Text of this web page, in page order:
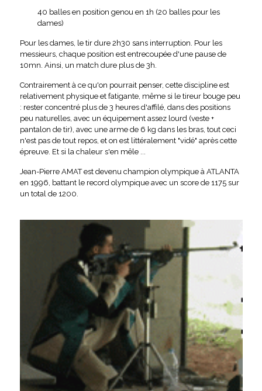
40 balles en position genou en 1h (20 balles pour les
dames)
Pour les dames, le tir dure 2h30 sans interruption. Pour les
messieurs, chaque position est entrecoupée d'une pause de
10mn. Ainsi, un match dure plus de 3h.
Contrairement à ce qu'on pourrait penser, cette discipline est
relativement physique et fatigante, même si le tireur bouge peu
: rester concentré plus de 3 heures d'affilé, dans des positions
peu naturelles, avec un équipement assez lourd (veste +
pantalon de tir), avec une arme de 6 kg dans les bras, tout ceci
n'est pas de tout repos, et on est littéralement "vidé" après cette
épreuve. Et si la chaleur s'en mêle ...
Jean-Pierre AMAT est devenu champion olympique à ATLANTA
en 1996, battant le record olympique avec un score de 1175 sur
un total de 1200.